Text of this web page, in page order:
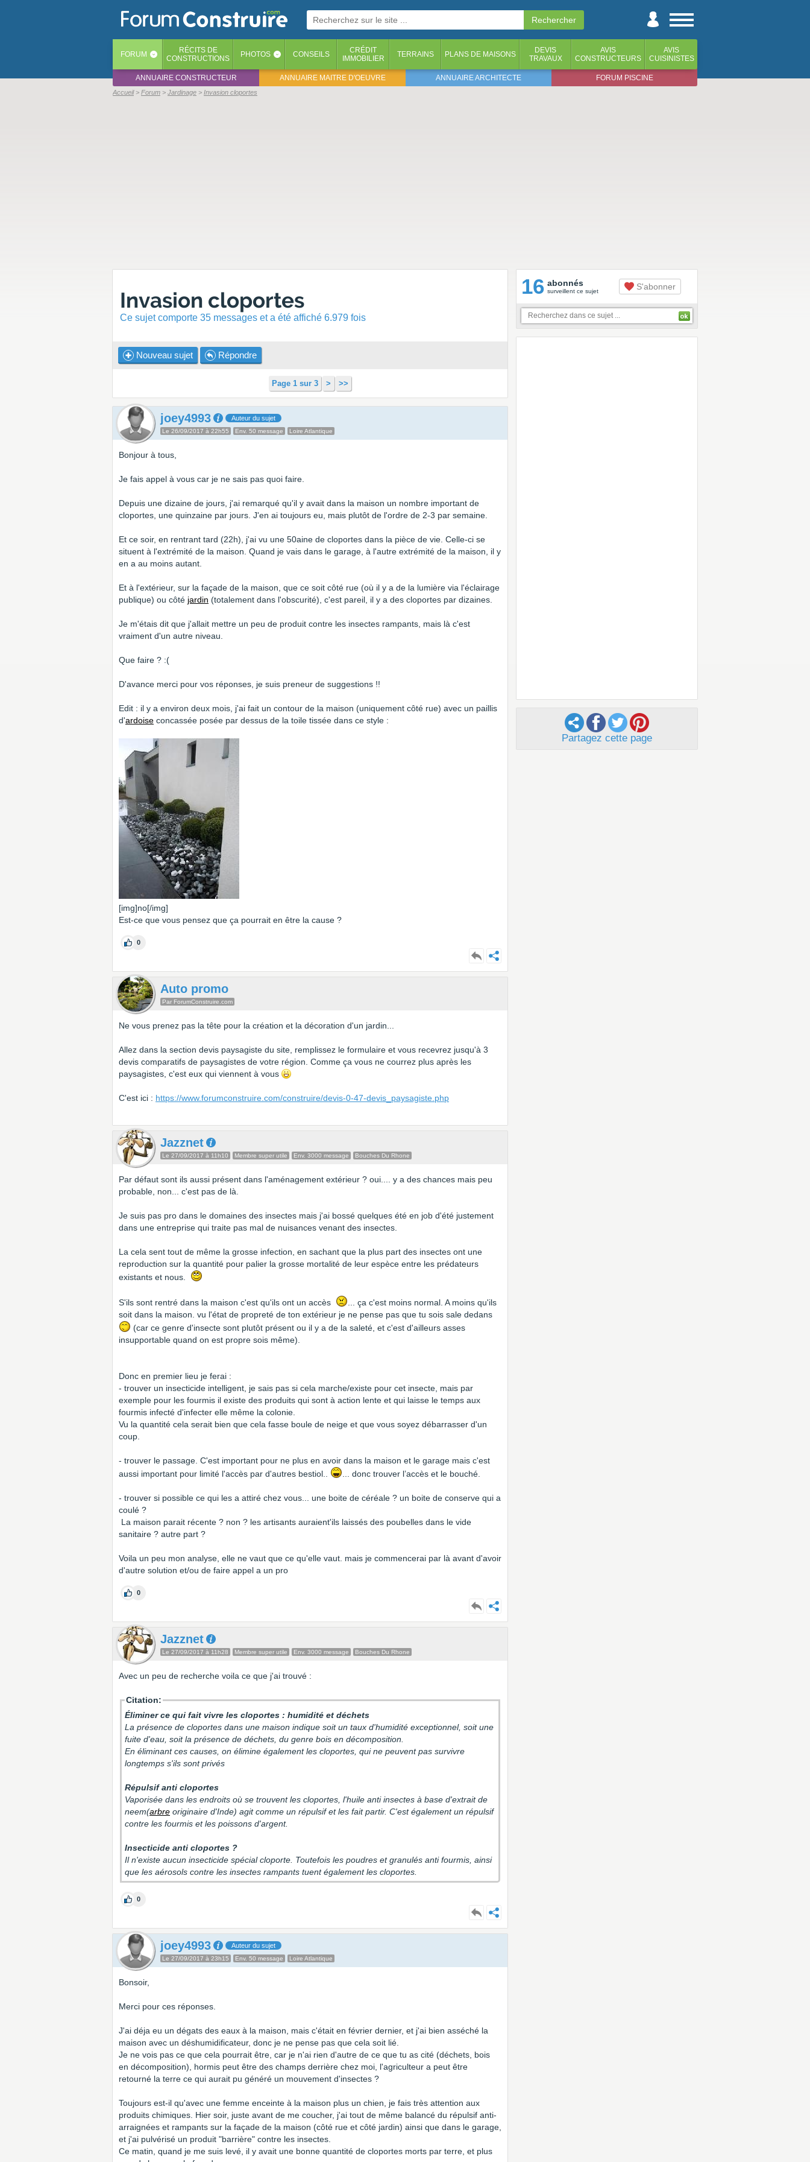
FORUM ‹ RÉCITS DE
CONSTRUCTIONS
PHOTOS ‹ CONSEILS
CRÉDIT
IMMOBILIER
TERRAINS PLANS DE MAISONS
DEVIS
TRAVAUX
AVIS
CONSTRUCTEURS
AVIS
CUISINISTES
ANNUAIRE CONSTRUCTEUR ANNUAIRE MAITRE D'OEUVRE ANNUAIRE ARCHITECTE FORUM PISCINE
Accueil Forum Jardinage Invasion cloportes
Invasion cloportes
Ce sujet comporte 35 messages et a été affiché 6.979 fois
Nouveau sujet Répondre
Page 1 sur 3 > >>
joey4993 Auteur du sujet
Le 26/09/2017 à 22h55 Env. 50 message Loire Atlantique
Bonjour à tous,
Je fais appel à vous car je ne sais pas quoi faire.
Depuis une dizaine de jours, j'ai remarqué qu'il y avait dans la maison un nombre important de
cloportes, une quinzaine par jours. J'en ai toujours eu, mais plutôt de l'ordre de 2-3 par semaine.
Et ce soir, en rentrant tard (22h), j'ai vu une 50aine de cloportes dans la pièce de vie. Celle-ci se
situent à l'extrémité de la maison. Quand je vais dans le garage, à l'autre extrémité de la maison, il y
en a au moins autant.
Et à l'extérieur, sur la façade de la maison, que ce soit côté rue (où il y a de la lumière via l'éclairage
publique) ou côté jardin (totalement dans l'obscurité), c'est pareil, il y a des cloportes par dizaines.
Je m'étais dit que j'allait mettre un peu de produit contre les insectes rampants, mais là c'est
vraiment d'un autre niveau.
Que faire ? :(
D'avance merci pour vos réponses, je suis preneur de suggestions !!
Edit : il y a environ deux mois, j'ai fait un contour de la maison (uniquement côté rue) avec un paillis
d'ardoise concassée posée par dessus de la toile tissée dans ce style :
[img]no[/img]
Est-ce que vous pensez que ça pourrait en être la cause ?
0
Auto promo
Par ForumConstruire.com
Ne vous prenez pas la tête pour la création et la décoration d'un jardin...
Allez dans la section devis paysagiste du site, remplissez le formulaire et vous recevrez jusqu'à 3
devis comparatifs de paysagistes de votre région. Comme ça vous ne courrez plus après les
paysagistes, c'est eux qui viennent à vous
C'est ici : https://www.forumconstruire.com/construire/devis-0-47-devis_paysagiste.php
Jazznet
Le 27/09/2017 à 11h10 Membre super utile Env. 3000 message Bouches Du Rhone
Par défaut sont ils aussi présent dans l'aménagement extérieur ? oui.... y a des chances mais peu
probable, non... c'est pas de là.
Je suis pas pro dans le domaines des insectes mais j'ai bossé quelques été en job d'été justement
dans une entreprise qui traite pas mal de nuisances venant des insectes.
La cela sent tout de même la grosse infection, en sachant que la plus part des insectes ont une
reproduction sur la quantité pour palier la grosse mortalité de leur espèce entre les prédateurs
existants et nous.
S'ils sont rentré dans la maison c'est qu'ils ont un accès
... ça c'est moins normal. A moins qu'ils
soit dans la maison. vu l'état de propreté de ton extérieur je ne pense pas que tu sois sale dedans
(car ce genre d'insecte sont plutôt présent ou il y a de la saleté, et c'est d'ailleurs asses
insupportable quand on est propre sois même).
Donc en premier lieu je ferai :
- trouver un insecticide intelligent, je sais pas si cela marche/existe pour cet insecte, mais par
exemple pour les fourmis il existe des produits qui sont à action lente et qui laisse le temps aux
fourmis infecté d'infecter elle même la colonie.
Vu la quantité cela serait bien que cela fasse boule de neige et que vous soyez débarrasser d'un
coup.
- trouver le passage. C'est important pour ne plus en avoir dans la maison et le garage mais c'est
aussi important pour limité l'accès par d'autres bestiol..
... donc trouver l’accès et le bouché.
- trouver si possible ce qui les a attiré chez vous... une boite de céréale ? un boite de conserve qui a
coulé ?
La maison parait récente ? non ? les artisants auraient'ils laissés des poubelles dans le vide
sanitaire ? autre part ?
Voila un peu mon analyse, elle ne vaut que ce qu'elle vaut. mais je commencerai par là avant d'avoir
d'autre solution et/ou de faire appel a un pro
0
Jazznet
Le 27/09/2017 à 11h28 Membre super utile Env. 3000 message Bouches Du Rhone
Avec un peu de recherche voila ce que j'ai trouvé :
Citation:
Éliminer ce qui fait vivre les cloportes : humidité et déchets
La présence de cloportes dans une maison indique soit un taux d'humidité exceptionnel, soit une
fuite d'eau, soit la présence de déchets, du genre bois en décomposition.
En éliminant ces causes, on élimine également les cloportes, qui ne peuvent pas survivre
longtemps s'ils sont privés
Répulsif anti cloportes
Vaporisée dans les endroits où se trouvent les cloportes, l'huile anti insectes à base d'extrait de
neem(arbre originaire d'Inde) agit comme un répulsif et les fait partir. C'est également un répulsif
contre les fourmis et les poissons d'argent.
Insecticide anti cloportes ?
Il n'existe aucun insecticide spécial cloporte. Toutefois les poudres et granulés anti fourmis, ainsi
que les aérosols contre les insectes rampants tuent également les cloportes.
0
joey4993 Auteur du sujet
Le 27/09/2017 à 23h15 Env. 50 message Loire Atlantique
Bonsoir,
Merci pour ces réponses.
J'ai déja eu un dégats des eaux à la maison, mais c'était en février dernier, et j'ai bien asséché la
maison avec un déshumidificateur, donc je ne pense pas que cela soit lié.
Je ne vois pas ce que cela pourrait être, car je n'ai rien d'autre de ce que tu as cité (déchets, bois
en décomposition), hormis peut être des champs derrière chez moi, l'agriculteur a peut être
retourné la terre ce qui aurait pu généré un mouvement d'insectes ?
Toujours est-il qu'avec une femme enceinte à la maison plus un chien, je fais très attention aux
produits chimiques. Hier soir, juste avant de me coucher, j'ai tout de même balancé du répulsif anti-
arraignées et rampants sur la façade de la maison (côté rue et côté jardin) ainsi que dans le garage,
et j'ai pulvérisé un produit "barrière" contre les insectes.
Ce matin, quand je me suis levé, il y avait une bonne quantité de cloportes morts par terre, et plus
16 abonnés
surveillent ce sujet S'abonner
Partagez cette page